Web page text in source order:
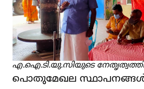
എ.ഐ.ടി.യു.സിയുടെ
പൊതുമേഖല സ്ഥാപനങ്ങൾ